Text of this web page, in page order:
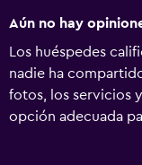
Aún no hay
Los huéspedes
nadie ha
fotos, los servicios
opción adecuada